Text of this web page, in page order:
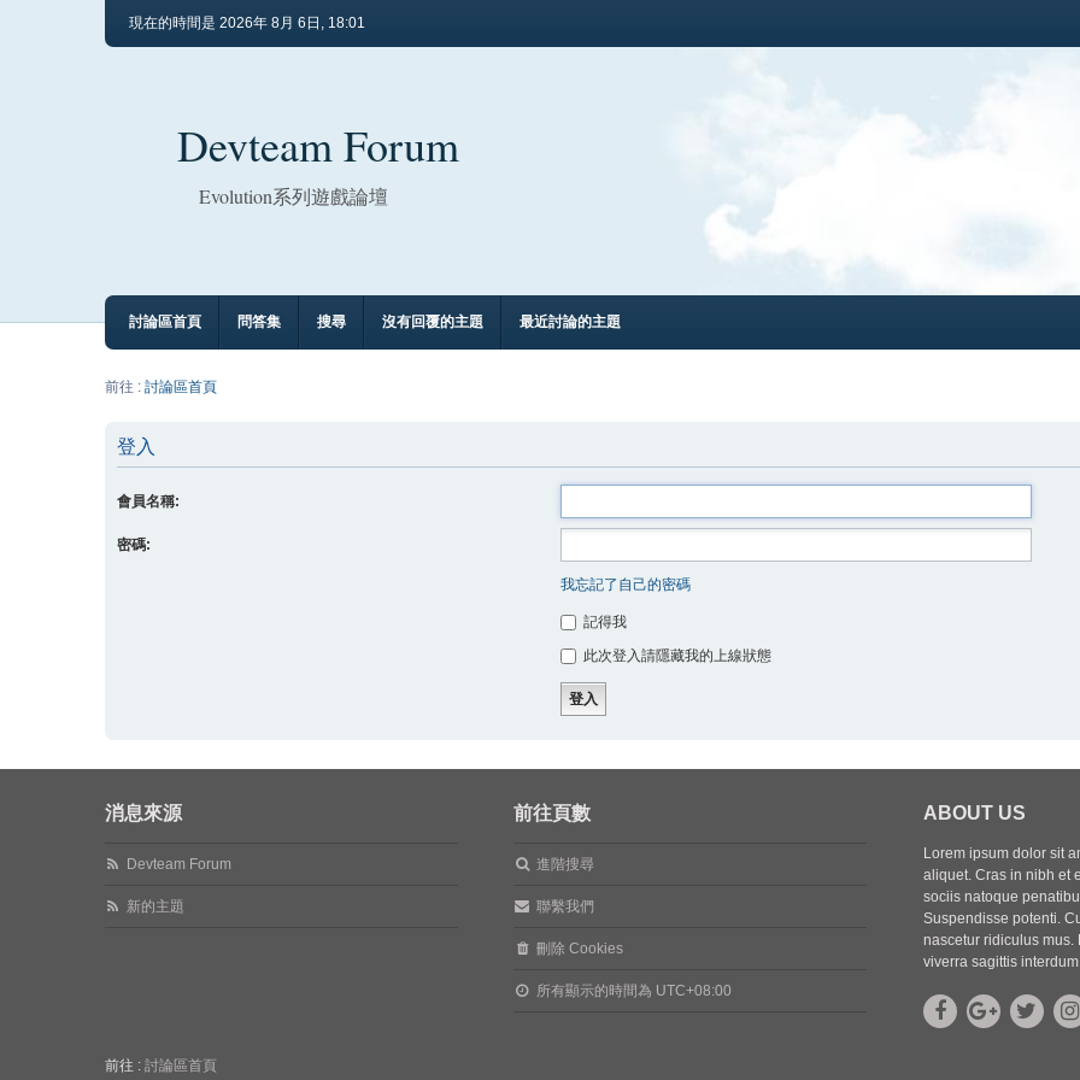
現在的時間是 2026年 8月 6日, 18:01
Devteam Forum
Evolution系列遊戲論壇
討論區首頁 問答集 搜尋 沒有回覆的主題 最近討論的主題
前往 : 討論區首頁
登入
會員名稱:
密碼:
我忘記了自己的密碼
記得我
此次登入請隱藏我的上線狀態
消息來源
Devteam Forum
新的主題
前往頁數
進階搜尋
聯繫我們
刪除 Cookies
所有顯示的時間為 UTC+08:00
ABOUT US
Lorem ipsum dolor sit
aliquet. Cras in nibh et
sociis natoque
Suspendisse potenti.
nascetur ridiculus mus.
viverra sagittis
前往 : 討論區首頁